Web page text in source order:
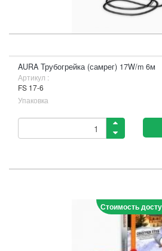
AURA Трубогрейка (самрег) 17W/m 6м
Артикул :
FS 17-6
Упаковка
Стоимость